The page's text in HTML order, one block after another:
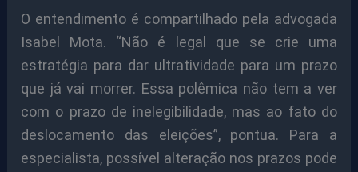
O entendimento é compartilhado pela advogada
Isabel Mota. “Não é legal que se crie uma
estratégia para dar ultratividade para um prazo
que já vai morrer. Essa polêmica não tem a ver
com o prazo de inelegibilidade, mas ao fato do
deslocamento das eleições”, pontua. Para a
especialista, possível alteração nos prazos pode